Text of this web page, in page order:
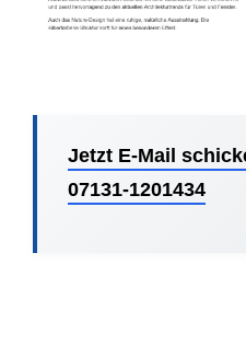
Jetzt E-Mail
07131-1201434